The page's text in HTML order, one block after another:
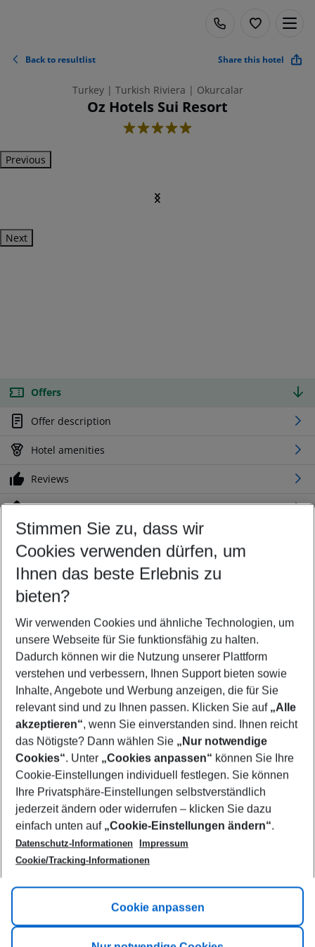
Back to resultlist Share this hotel
Turkey | Turkish Riviera | Okurcalar
Oz Hotels Sui Resort
5
Previous
Next
Offers
Offer description
Hotel amenities
Reviews
Location
Customize your offer
Find the perfect deal which suits your best
Your departure airport
Any airport
Select your date range
08/08/26–06/08/27 5-8 nights
Who will travel
2 adults No children
Show more filter
Footer
Footer navigation
Title A
Link A
Stimmen Sie zu, dass wir
Cookies verwenden dürfen, um
Ihnen das beste Erlebnis zu
bieten?
Wir verwenden Cookies und ähnliche Technologien, um
unsere Webseite für Sie funktionsfähig zu halten.
Dadurch können wir die Nutzung unserer Plattform
verstehen und verbessern, Ihnen Support bieten sowie
Inhalte, Angebote und Werbung anzeigen, die für Sie
relevant sind und zu Ihnen passen. Klicken Sie auf „Alle
akzeptieren“, wenn Sie einverstanden sind. Ihnen reicht
das Nötigste? Dann wählen Sie „Nur notwendige
Cookies“. Unter „Cookies anpassen“ können Sie Ihre
Cookie-Einstellungen individuell festlegen. Sie können
Ihre Privatsphäre-Einstellungen selbstverständlich
jederzeit ändern oder widerrufen – klicken Sie dazu
einfach unten auf „Cookie-Einstellungen ändern“.
Datenschutz-Informationen
Impressum
Cookie/Tracking-Informationen
Cookie anpassen